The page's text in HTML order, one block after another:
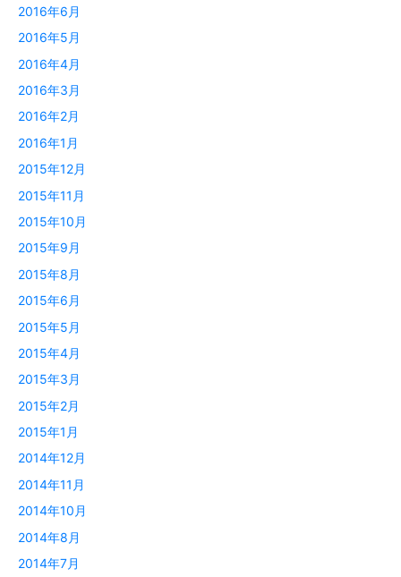
2016年6月
2016年5月
2016年4月
2016年3月
2016年2月
2016年1月
2015年12月
2015年11月
2015年10月
2015年9月
2015年8月
2015年6月
2015年5月
2015年4月
2015年3月
2015年2月
2015年1月
2014年12月
2014年11月
2014年10月
2014年8月
2014年7月